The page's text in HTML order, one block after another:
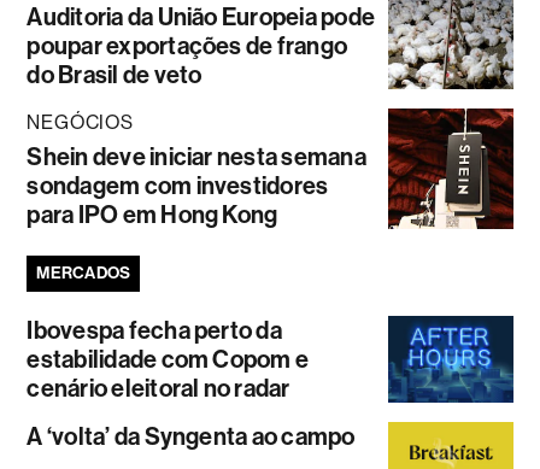
Auditoria da União Europeia pode
poupar exportações de frango
do Brasil de veto
NEGÓCIOS
Shein deve iniciar nesta semana
sondagem com investidores
para IPO em Hong Kong
MERCADOS
Ibovespa fecha perto da
estabilidade com Copom e
cenário eleitoral no radar
A ‘volta’ da Syngenta ao campo